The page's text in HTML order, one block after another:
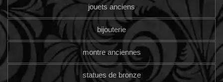
jouets anciens
bijouterie
montre anciennes
statues de bronze